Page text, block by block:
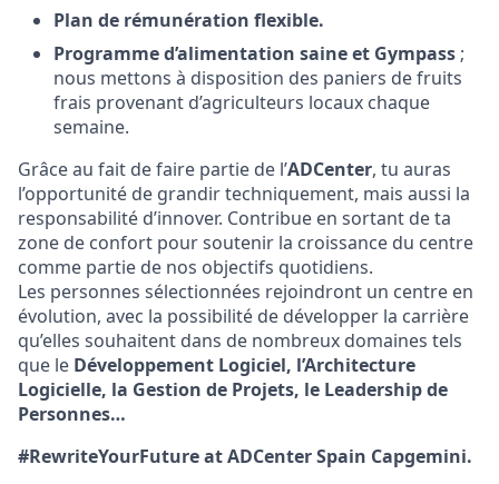
Plan de rémunération flexible.
Programme d’alimentation saine et Gympass ;
nous mettons à disposition des paniers de fruits
frais provenant d’agriculteurs locaux chaque
semaine.
Grâce au fait de faire partie de l’ADCenter, tu auras
l’opportunité de grandir techniquement, mais aussi la
responsabilité d’innover. Contribue en sortant de ta
zone de confort pour soutenir la croissance du centre
comme partie de nos objectifs quotidiens.
Les personnes sélectionnées rejoindront un centre en
évolution, avec la possibilité de développer la carrière
qu’elles souhaitent dans de nombreux domaines tels
que le Développement Logiciel, l’Architecture
Logicielle, la Gestion de Projets, le Leadership de
Personnes…
#RewriteYourFuture at ADCenter Spain Capgemini.